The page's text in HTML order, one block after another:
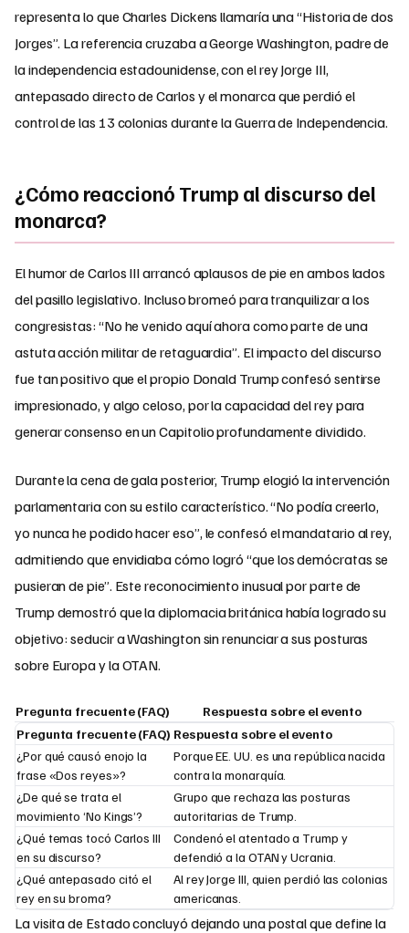
representa lo que Charles Dickens llamaría una “Historia de dos
Jorges”. La referencia cruzaba a George Washington, padre de
la independencia estadounidense, con el rey Jorge III,
antepasado directo de Carlos y el monarca que perdió el
control de las 13 colonias durante la Guerra de Independencia.
¿Cómo reaccionó Trump al discurso del
monarca?
El humor de Carlos III arrancó aplausos de pie en ambos lados
del pasillo legislativo. Incluso bromeó para tranquilizar a los
congresistas: “No he venido aquí ahora como parte de una
astuta acción militar de retaguardia”. El impacto del discurso
fue tan positivo que el propio Donald Trump confesó sentirse
impresionado, y algo celoso, por la capacidad del rey para
generar consenso en un Capitolio profundamente dividido.
Durante la cena de gala posterior, Trump elogió la intervención
parlamentaria con su estilo característico. “No podía creerlo,
yo nunca he podido hacer eso”, le confesó el mandatario al rey,
admitiendo que envidiaba cómo logró “que los demócratas se
pusieran de pie”. Este reconocimiento inusual por parte de
Trump demostró que la diplomacia británica había logrado su
objetivo: seducir a Washington sin renunciar a sus posturas
sobre Europa y la OTAN.
Pregunta frecuente (FAQ)
Respuesta sobre el evento
Pregunta frecuente (FAQ) Respuesta sobre el evento
¿Por qué causó enojo la
frase «Dos reyes»?
Porque EE. UU. es una república nacida
contra la monarquía.
¿De qué se trata el
movimiento ‘No Kings’?
Grupo que rechaza las posturas
autoritarias de Trump.
¿Qué temas tocó Carlos III
en su discurso?
Condenó el atentado a Trump y
defendió a la OTAN y Ucrania.
¿Qué antepasado citó el
rey en su broma?
Al rey Jorge III, quien perdió las colonias
americanas.
La visita de Estado concluyó dejando una postal que define la